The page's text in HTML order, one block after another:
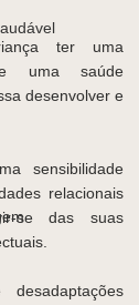
o!
Marcar
ter uma
e uma saúde
desenvolver e
sensibilidade
relacionais
se das suas